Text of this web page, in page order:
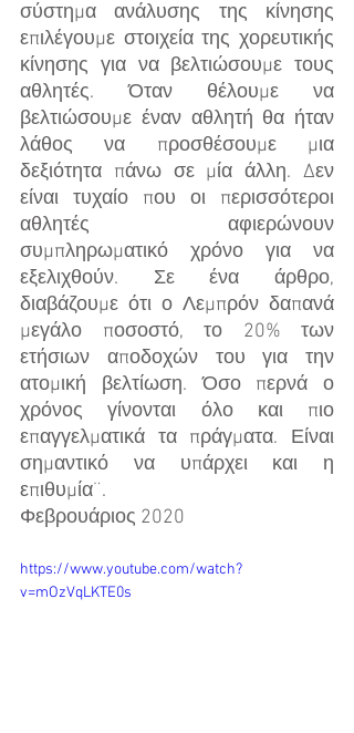
σύστημα ανάλυσης της κίνησης
επιλέγουμε στοιχεία της χορευτικής
κίνησης για να βελτιώσουμε τους
αθλητές. Όταν θέλουμε να
βελτιώσουμε έναν αθλητή θα ήταν
λάθος να προσθέσουμε μια
δεξιότητα πάνω σε μία άλλη. Δεν
είναι τυχαίο που οι περισσότεροι
αθλητές αφιερώνουν
συμπληρωματικό χρόνο για να
εξελιχθούν. Σε ένα άρθρο,
διαβάζουμε ότι ο Λεμπρόν δαπανά
μεγάλο ποσοστό, το 20% των
ετήσιων αποδοχών του για την
ατομική βελτίωση. Όσο περνά ο
χρόνος γίνονται όλο και πιο
επαγγελματικά τα πράγματα. Είναι
σημαντικό να υπάρχει και η
επιθυμία¨.
Φεβρουάριος 2020
https://www.youtube.com/watch?
v=mOzVqLKTE0s